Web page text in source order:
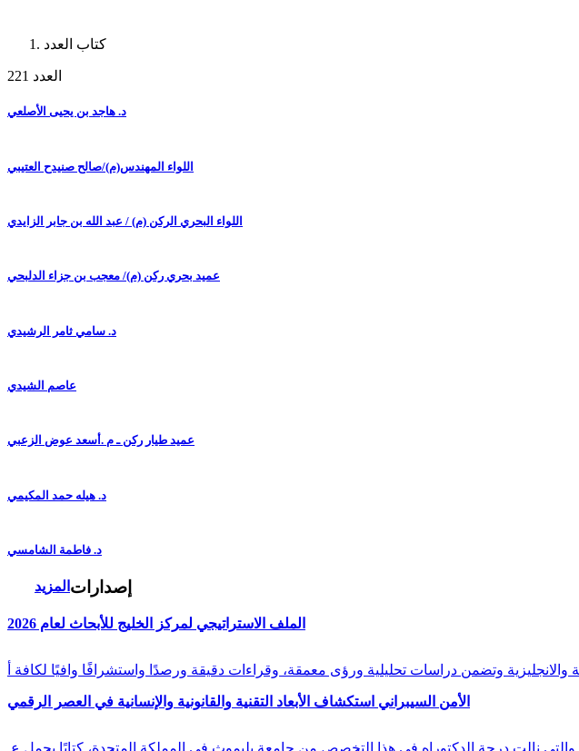
كتاب العدد
العدد 221
د. هاجد بن يحيى الأصلعي
اللواء المهندس(م)/صالح صنيدح العتيبي
اللواء البحري الركن (م) / عبد الله بن جابر الزايدي
عميد بحري ركن (م)/ معجب بن جزاء الدلبحي
د. سامي ثامر الرشيدي
عاصم الشيدي
عميد طيار ركن ـ م .أسعد عوض الزعبي
د. هيله حمد المكيمي
د. فاطمة الشامسي
المزيد إصدارات
الملف الاستراتيجي لمركز الخليج للأبحاث لعام 2026
الأمن السيبراني استكشاف الأبعاد التقنية والقانونية والإنسانية في العصر الرقمي
نالت درجة الدكتوراه في هذا التخصص من جامعة بليموث في المملكة المتحدة، كتابًا يحمل ع